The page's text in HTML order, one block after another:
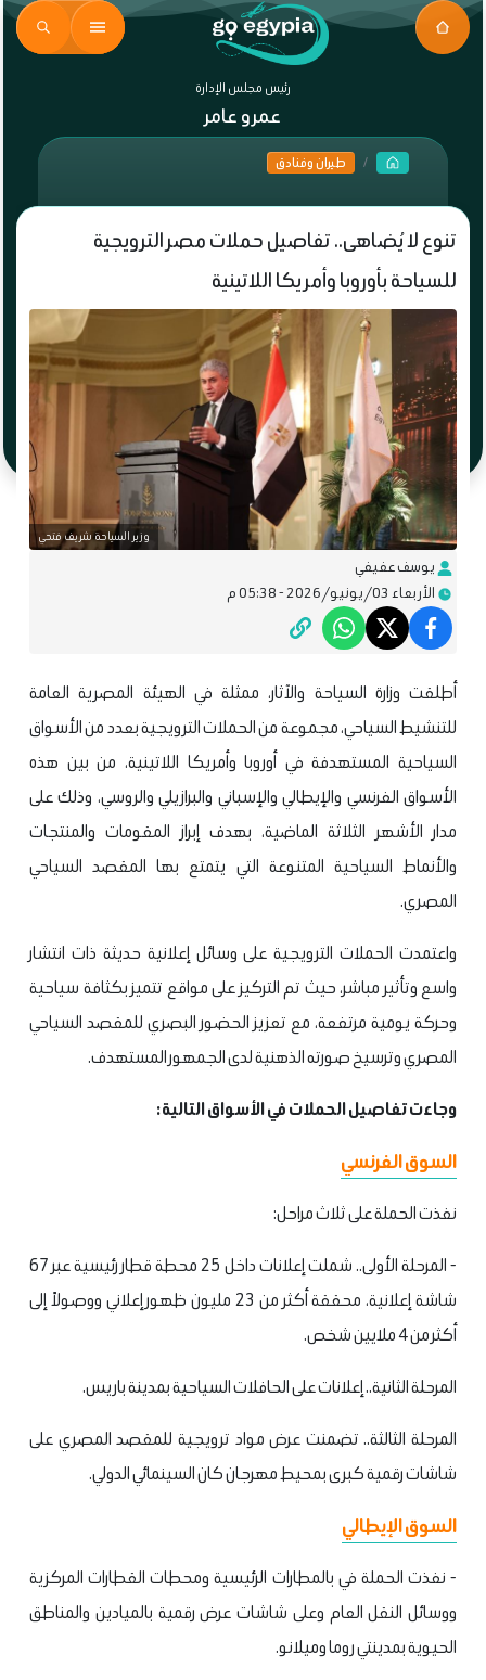
رئيس مجلس الإدارة
عمرو عامر
طيران وفنادق
تنوع لا يُضاهى.. تفاصيل حملات مصر الترويجية
للسياحة بأوروبا وأمريكا اللاتينية
وزير السياحة شريف فتحي
يوسف عفيفي
الأربعاء 03/يونيو/2026 - 05:38 م
أطلقت وزارة السياحة والآثار، ممثلة في الهيئة المصرية العامة
للتنشيط السياحي، مجموعة من الحملات الترويجية بعدد من الأسواق
السياحية المستهدفة في أوروبا وأمريكا اللاتينية، من بين هذه
الأسواق الفرنسي والإيطالي والإسباني والبرازيلي والروسي، وذلك على
مدار الأشهر الثلاثة الماضية، بهدف إبراز المقومات والمنتجات
والأنماط السياحية المتنوعة التي يتمتع بها المقصد السياحي
المصري.
واعتمدت الحملات الترويجية على وسائل إعلانية حديثة ذات انتشار
واسع وتأثير مباشر، حيث تم التركيز على مواقع تتميز بكثافة سياحية
وحركة يومية مرتفعة، مع تعزيز الحضور البصري للمقصد السياحي
المصري وترسيخ صورته الذهنية لدى الجمهور المستهدف.
وجاءت تفاصيل الحملات في الأسواق التالية:
السوق الفرنسي
نفذت الحملة على ثلاث مراحل:
- المرحلة الأولى.. شملت إعلانات داخل 25 محطة قطار رئيسية عبر 67
شاشة إعلانية، محققة أكثر من 23 مليون ظهور إعلاني ووصولاً إلى
أكثر من 4 ملايين شخص.
المرحلة الثانية.. إعلانات على الحافلات السياحية بمدينة باريس.
المرحلة الثالثة.. تضمنت عرض مواد ترويجية للمقصد المصري على
شاشات رقمية كبرى بمحيط مهرجان كان السينمائي الدولي.
السوق الإيطالي
- نفذت الحملة في بالمطارات الرئيسية ومحطات القطارات المركزية
ووسائل النقل العام وعلى شاشات عرض رقمية بالميادين والمناطق
الحيوية بمدينتي روما وميلانو.